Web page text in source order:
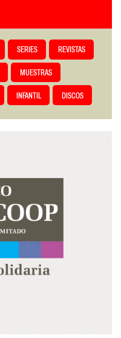
SERIES REVISTAS
MUESTRAS
INFANTIL DISCOS